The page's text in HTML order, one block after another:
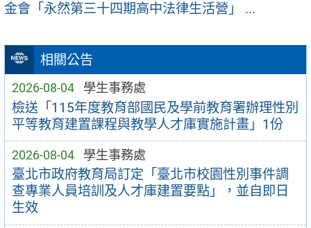
相關公告
2026-08-04 學生事務處
檢送「115年度教育部國民及學前教育署辦理性別
平等教育建置課程與教學人才庫實施計畫」1份
2026-08-04 學生事務處
臺北市政府教育局訂定「臺北市校園性別事件調
查專業人員培訓及人才庫建置要點」，並自即日
生效
金會「永然第三十四期高中法律生活營」 ...